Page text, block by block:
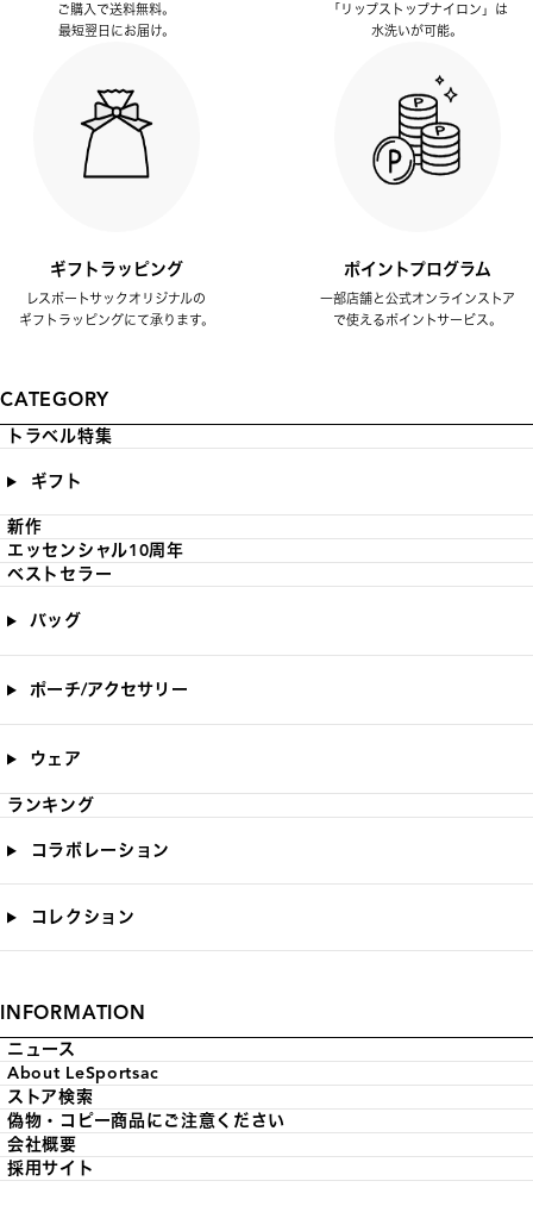
ご購入で送料無料。
最短翌日にお届け。
「リップストップナイロン」は
水洗いが可能。
ギフトラッピング
レスポートサックオリジナルの
ギフトラッピングにて承ります。
ポイントプログラム
一部店舗と公式オンラインストア
で使えるポイントサービス。
CATEGORY
トラベル特集
ギフト
新作
エッセンシャル10周年
ベストセラー
バッグ
ポーチ/アクセサリー
ウェア
ランキング
コラボレーション
コレクション
INFORMATION
ニュース
About LeSportsac
ストア検索
偽物・コピー商品にご注意ください
会社概要
採用サイト